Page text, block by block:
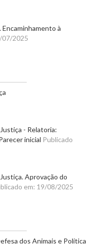
à
07/2025
- Relatoria:
inicial Publicado
Aprovação do
em: 19/08/2025
dos Animais e Política